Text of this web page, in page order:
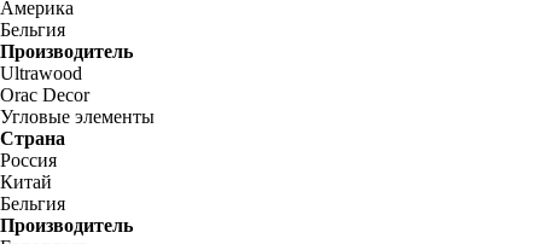
Америка
Бельгия
Производитель
Ultrawood
Orac Decor
Угловые элементы
Страна
Россия
Китай
Бельгия
Производитель